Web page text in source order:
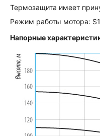
Термозащита имеет
Режим работы мотора:
Напорные